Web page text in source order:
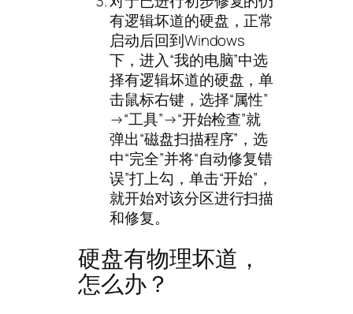
有逻辑坏道的硬盘，正常
启动后回到Windows
下，进入“我的电脑”中选
择有逻辑坏道的硬盘，单
击鼠标右键，选择“属性”
→“工具”→“开始检查”就
弹出“磁盘扫描程序”，选
中“完全”并将“自动修复错
误”打上勾，单击“开始”，
就开始对该分区进行扫描
和修复。
硬盘有物理坏道，
怎么办？